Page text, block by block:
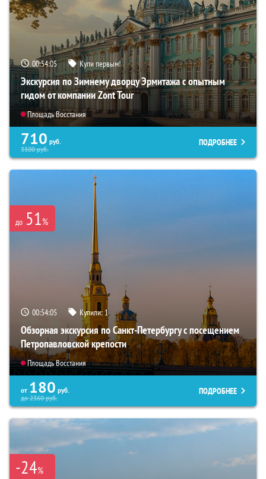
00:54:04 Купи первым!
Экскурсия по Зимнему дворцу Эрмитажа с опытным
гидом от компании Zont Tour
Площадь Восстания
710 руб.
3500руб.
ПОДРОБНЕЕ
до 51%
00:54:04 Купили: 1
Обзорная экскурсия по Санкт-Петербургу с посещением
Петропавловской крепости
Площадь Восстания
от 180 руб.
до2360руб.
ПОДРОБНЕЕ
-24%